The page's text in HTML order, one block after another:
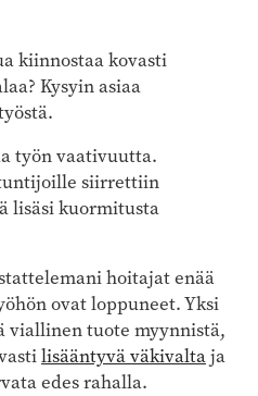
kiinnostaa kovasti
Kysyin asiaa
työn vaativuutta.
siirrettiin
lisäsi kuormitusta
hoitajat enää
ovat loppuneet. Yksi
viallinen tuote myynnistä,
lisääntyvä väkivaltaja
edes rahalla.